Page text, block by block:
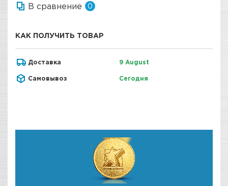
В сравнение 0
КАК ПОЛУЧИТЬ ТОВАР
Доставка 9 August
Самовывоз Сегодня